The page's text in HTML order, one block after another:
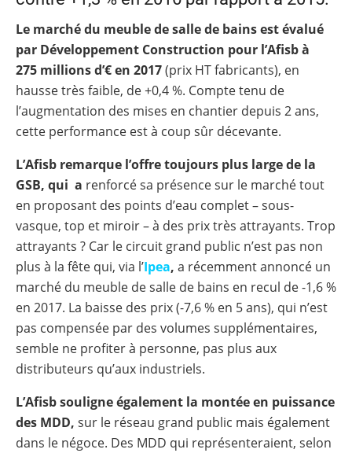
Le marché du meuble de salle de bains est évalué
par Développement Construction pour l’Afisb à
275 millions d’€ en 2017(prix HT fabricants), en
hausse très faible, de +0,4 %. Compte tenu de
l’augmentation des mises en chantier depuis 2 ans,
cette performance est à coup sûr décevante.
L’Afisb remarque l’offre toujours plus large de la
GSB, qui a renforcé sa présence sur le marché tout
en proposant des points d’eau complet – sous-
vasque, top et miroir – à des prix très attrayants. Trop
attrayants ? Car le circuit grand public n’est pas non
plus à la fête qui, via l’Ipea, a récemment annoncé un
marché du meuble de salle de bains en recul de -1,6 %
en 2017. La baisse des prix (-7,6 % en 5 ans), qui n’est
pas compensée par des volumes supplémentaires,
semble ne profiter à personne, pas plus aux
distributeurs qu’aux industriels.
L’Afisb souligne également la montée en puissance
des MDD, sur le réseau grand public mais également
dans le négoce. Des MDD qui représenteraient, selon